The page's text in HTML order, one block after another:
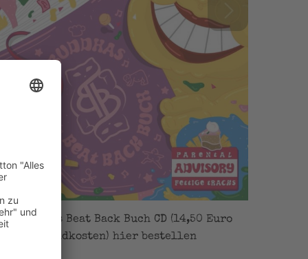
Buddhas Beat Back Buch CD (14,50 Euro
Versandkosten) hier bestellen